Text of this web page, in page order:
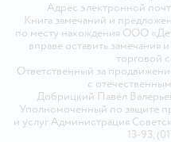
Адрес электронной
Книга замечаний и
по месту нахождения ООО
вправе оставить
торговой
Ответственный за
с
Добрицкий Павел
Уполномоченный по защите
и услуг Администрация
13-93,